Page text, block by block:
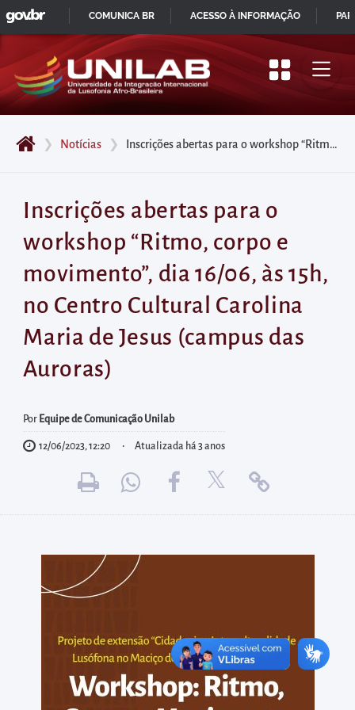
Pular
para
início
do
principal
Acessar
diretamente
menu
principal
Acessar
à
para
realizar
Acessar
informações
rodapé
❯ Notícias ❯ Inscrições abertas para o workshop “Ritmo, corpo e movimento”, dia 16/06, às 15h, no Centro Cultural Carolina Maria de Jesus (campus das Auroras)
Inscrições abertas para o
workshop “Ritmo, corpo e
movimento”, dia 16/06, às 15h,
no Centro Cultural Carolina
Maria de Jesus (campus das
Auroras)
Por Equipe de Comunicação Unilab
12/06/2023, 12:20 Atualizada há 3 anos
IR
PARA
CONTEÚDO
GOVBR
COMUNICA BR ACESSO À INFORMAÇÃO